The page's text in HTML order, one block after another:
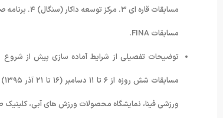
مسابقات
مسابقات FINA.
ورزشی فینا، نمایشگاه محصولات ورزش های آبی، کلینیک طلایی